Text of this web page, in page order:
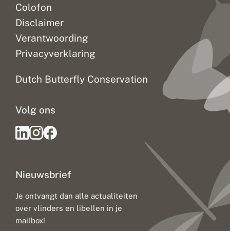
Colofon
Disclaimer
Verantwoording
Privacyverklaring
Dutch Butterfly Conservation
Nieuwsbrief
Je ontvangt dan alle actualiteiten
over vlinders en libellen in je
mailbox!
Volg ons